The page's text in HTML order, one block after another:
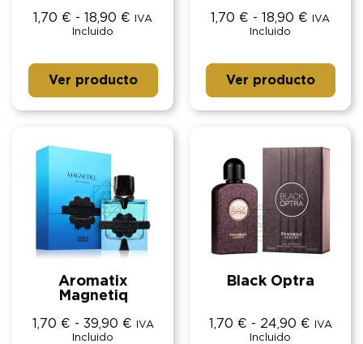
1,70 € - 18,90 €
IVA
Incluido
Ver producto
1,70 € - 18,90 €
IVA
Incluido
Ver producto
Aromatix
Magnetiq
1,70 € - 39,90 €
IVA
Incluido
Black Optra
1,70 € - 24,90 €
IVA
Incluido